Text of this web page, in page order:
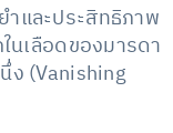
และประสิทธิภาพ
นเลือดของมารดา
ง (Vanishing